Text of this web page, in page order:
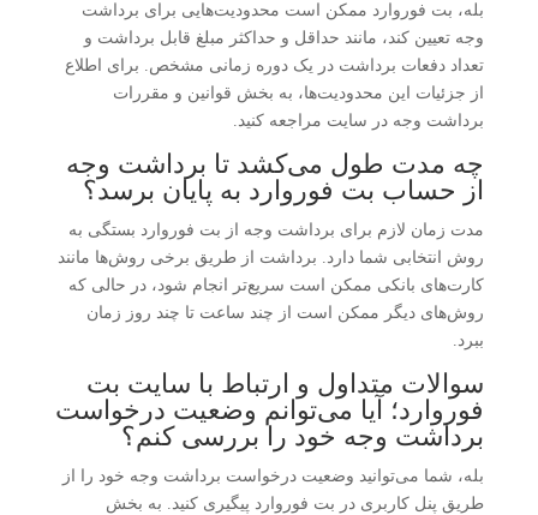
بله، بت فوروارد ممکن است محدودیت‌هایی برای برداشت
وجه تعیین کند، مانند حداقل و حداکثر مبلغ قابل برداشت و
تعداد دفعات برداشت در یک دوره زمانی مشخص. برای اطلاع
از جزئیات این محدودیت‌ها، به بخش قوانین و مقررات
برداشت وجه در سایت مراجعه کنید.
چه مدت طول می‌کشد تا برداشت وجه
از حساب بت فوروارد به پایان برسد؟
مدت زمان لازم برای برداشت وجه از بت فوروارد بستگی به
روش انتخابی شما دارد. برداشت از طریق برخی روش‌ها مانند
کارت‌های بانکی ممکن است سریع‌تر انجام شود، در حالی که
روش‌های دیگر ممکن است از چند ساعت تا چند روز زمان
ببرد.
سوالات متداول و ارتباط با سایت بت
فوروارد؛ آیا می‌توانم وضعیت درخواست
برداشت وجه خود را بررسی کنم؟
بله، شما می‌توانید وضعیت درخواست برداشت وجه خود را از
طریق پنل کاربری در بت فوروارد پیگیری کنید. به بخش